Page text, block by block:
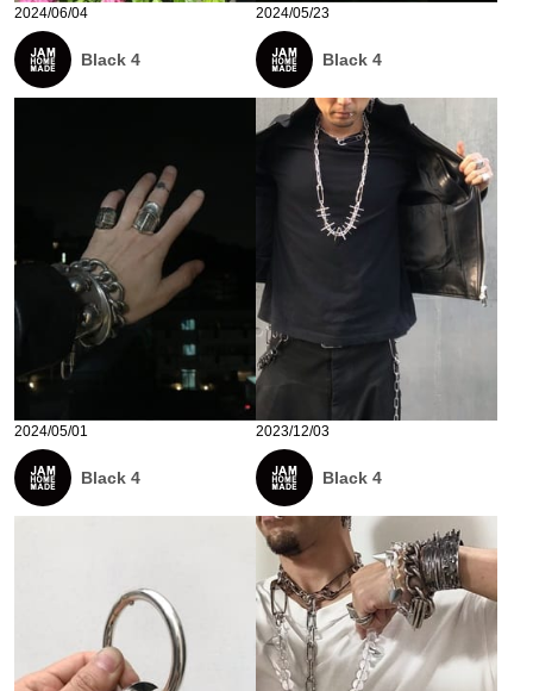
2024/06/04
Black 4
2024/05/23
Black 4
2024/05/01
Black 4
2023/12/03
Black 4